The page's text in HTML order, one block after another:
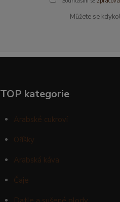
Můžete se
TOP kategorie
Arabské cukroví
Oříšky
Arabská káva
Čaje